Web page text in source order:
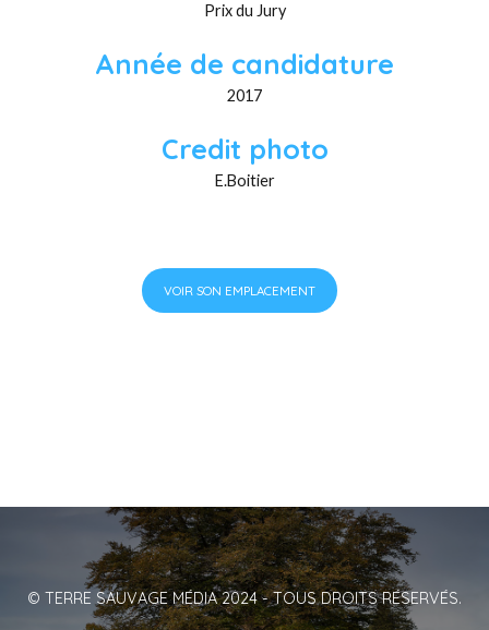
Prix du Jury
Année de candidature
2017
Credit photo
E.Boitier
VOIR SON EMPLACEMENT
© TERRE SAUVAGE MÉDIA 2024 - TOUS DROITS RÉSERVÉS.